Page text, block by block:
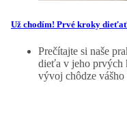
Už chodím! Prvé kroky
Prečítajte si naše
dieťa v jeho prvých
vývoj chôdze